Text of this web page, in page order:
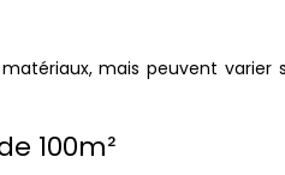
mais peuvent varier
100m²